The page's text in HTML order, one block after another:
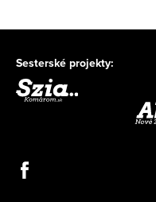
Sesterské projekty: